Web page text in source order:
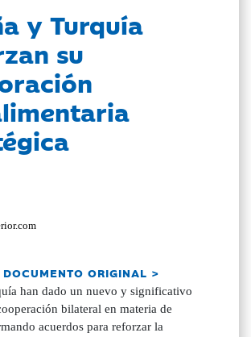
y Turquía
su
ORIGINAL >
han dado un nuevo y significativo
bilateral en materia de
acuerdos para reforzar la